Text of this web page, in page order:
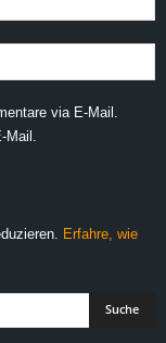
via E-Mail.
Erfahre, wie